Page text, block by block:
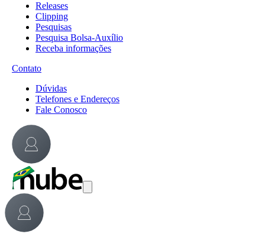
Releases
Clipping
Pesquisas
Pesquisa Bolsa-Auxílio
Receba informações
Contato
Dúvidas
Telefones e Endereços
Fale Conosco